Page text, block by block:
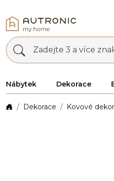
Zadejte 3 a více
Nábytek Dekorace
Dekorace Kovové